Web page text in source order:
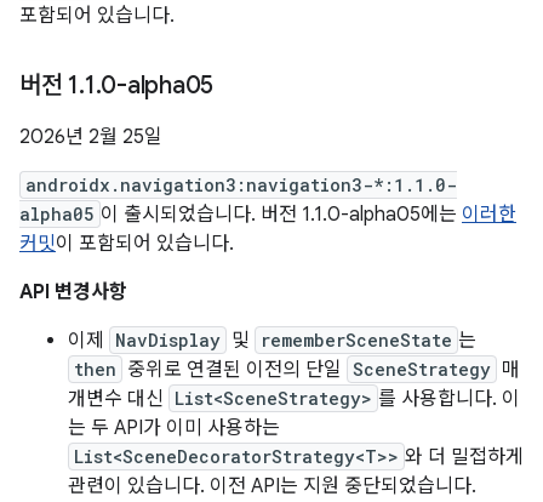
포함되어 있습니다.
버전 1.1.0-alpha05
2026년 2월 25일
androidx.navigation3:navigation3-*:1.1.0-
alpha05 이 출시되었습니다. 버전 1.1.0-alpha05에는 이러한
커밋이 포함되어 있습니다.
API 변경사항
이제
NavDisplay 및 rememberSceneState 는
then 중위로 연결된 이전의 단일 SceneStrategy 매
개변수 대신 List<SceneStrategy> 를 사용합니다. 이
는 두 API가 이미 사용하는
List<SceneDecoratorStrategy<T>> 와 더 밀접하게
관련이 있습니다. 이전 API는 지원 중단되었습니다.